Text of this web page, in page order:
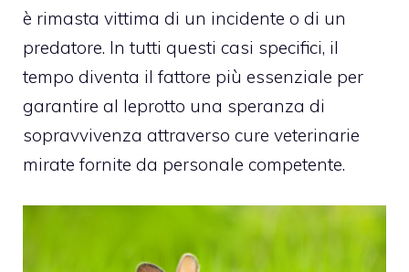
è rimasta vittima di un incidente o di un
predatore. In tutti questi casi specifici, il
tempo diventa il fattore più essenziale per
garantire al leprotto una speranza di
sopravvivenza attraverso cure veterinarie
mirate fornite da personale competente.